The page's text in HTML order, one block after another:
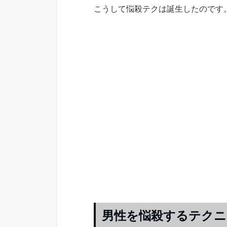
こうして悩殺テクは誕生したのです
男性を悩殺するテク